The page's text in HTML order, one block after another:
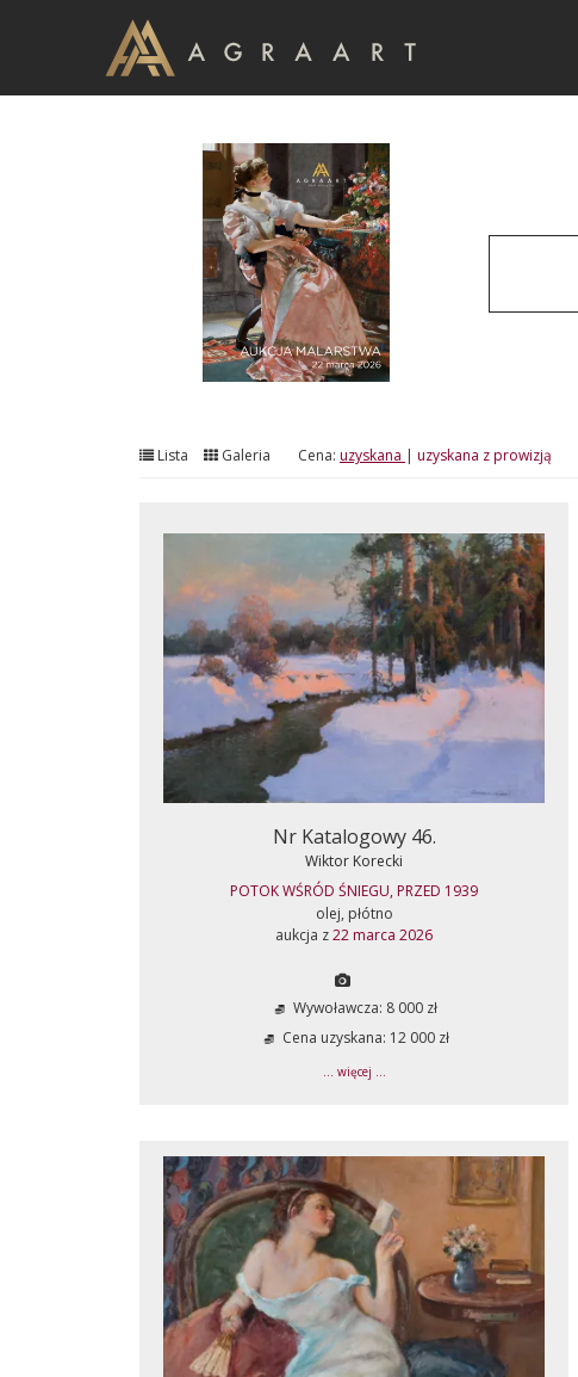
Lista Galeria Cena: uzyskana | uzyskana z prowizją
Nr Katalogowy 46.
Wiktor Korecki
POTOK WŚRÓD ŚNIEGU, PRZED 1939
olej, płótno
aukcja z22 marca 2026
Wywoławcza: 8 000 zł
Cena uzyskana: 12 000 zł
... więcej ...